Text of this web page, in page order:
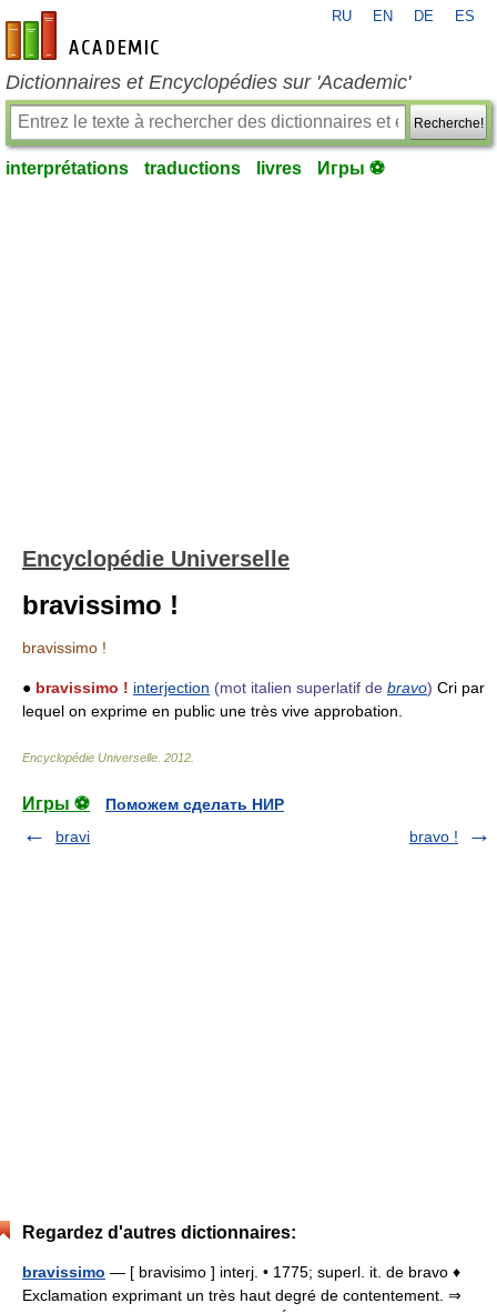
fr-academic.com
RU EN DE ES
Dictionnaires et Encyclopédies sur 'Academic'
Recherche!
interprétations traductions livres Игры ⚽
Encyclopédie Universelle
bravissimo !
bravissimo !
● bravissimo ! interjection (mot italien superlatif de bravo) Cri par
lequel on exprime en public une très vive approbation.
Encyclopédie Universelle 2012
Игры ⚽
Поможем сделать НИР
bravi
bravo !
Regardez d'autres dictionnaires:
bravissimo — [ bravisimo ] interj. • 1775; superl. it. de bravo ♦
Exclamation exprimant un très haut degré de contentement. ⇒